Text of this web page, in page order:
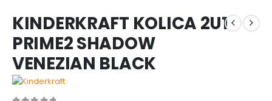
KINDERKRAFT KOLICA 2U1
PRIME2 SHADOW
VENEZIAN BLACK